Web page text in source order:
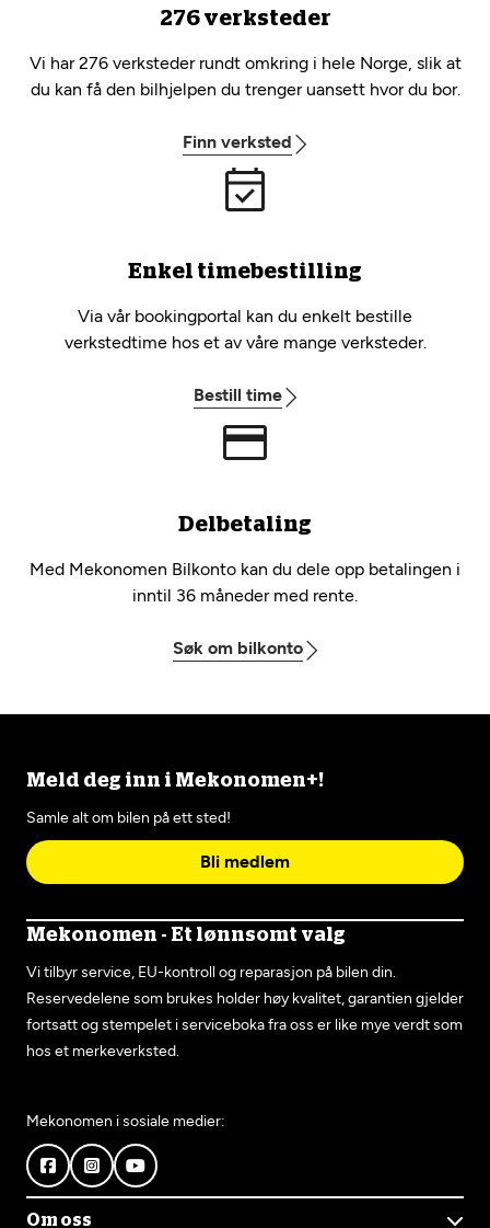
276 verksteder
Vi har 276 verksteder rundt omkring i hele Norge, slik at
du kan få den bilhjelpen du trenger uansett hvor du bor.
Finn verksted
Enkel timebestilling
Via vår bookingportal kan du enkelt bestille
verkstedtime hos et av våre mange verksteder.
Bestill time
Delbetaling
Med Mekonomen Bilkonto kan du dele opp betalingen i
inntil 36 måneder med rente.
Søk om bilkonto
Meld deg inn i Mekonomen+!
Samle alt om bilen på ett sted!
Bli medlem
Mekonomen - Et lønnsomt valg
Vi tilbyr service, EU-kontroll og reparasjon på bilen din.
Reservedelene som brukes holder høy kvalitet, garantien gjelder
fortsatt og stempelet i serviceboka fra oss er like mye verdt som
hos et merkeverksted.
Mekonomen i sosiale medier:
Om oss